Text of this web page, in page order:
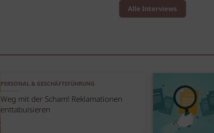
Alle Interviews
PERSONAL & GESCHÄFTSFÜHRUNG
Weg mit der Scham! Reklamationen
enttabuisieren